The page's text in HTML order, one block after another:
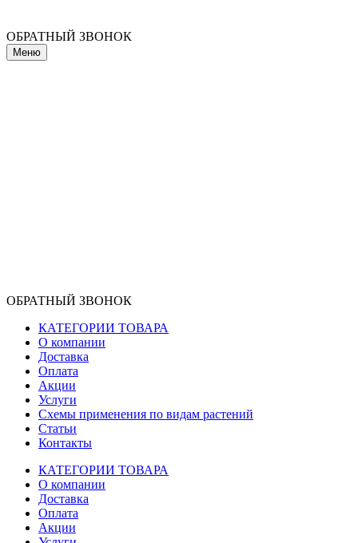
ОБРАТНЫЙ ЗВОНОК
Меню
ОБРАТНЫЙ ЗВОНОК
КАТЕГОРИИ ТОВАРА
О компании
Доставка
Оплата
Акции
Услуги
Схемы применения по видам растений
Статьи
Контакты
КАТЕГОРИИ ТОВАРА
О компании
Доставка
Оплата
Акции